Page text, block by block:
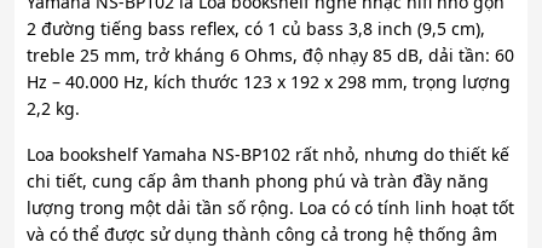
2 đường tiếng bass reflex, có 1 củ bass 3,8 inch (9,5 cm),
treble 25 mm, trở kháng 6 Ohms, độ nhạy 85 dB, dải tần: 60
Hz – 40.000 Hz, kích thước 123 x 192 x 298 mm, trọng lượng
2,2 kg.
Loa bookshelf Yamaha NS-BP102 rất nhỏ, nhưng do thiết kế
chi tiết, cung cấp âm thanh phong phú và tràn đầy năng
lượng trong một dải tần số rộng. Loa có có tính linh hoạt tốt
và có thể được sử dụng thành công cả trong hệ thống âm